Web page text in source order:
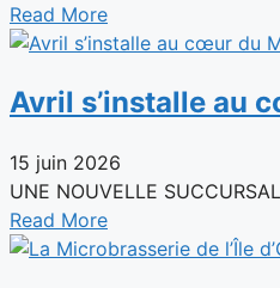
Read More
Avril s’installe au
15 juin 2026
UNE NOUVELLE
Read More